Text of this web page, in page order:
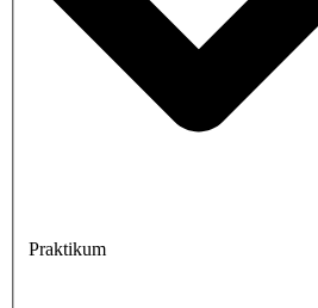
Praktikum